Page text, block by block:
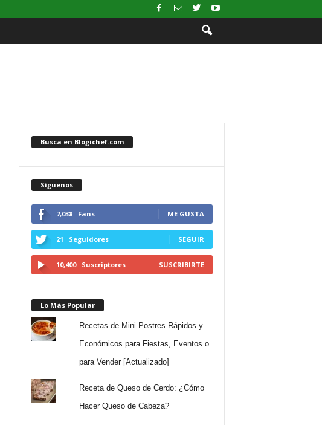
Busca en Blogichef.com
Síguenos
7,038 Fans ME GUSTA
21 Seguidores SEGUIR
10,400 Suscriptores SUSCRIBIRTE
Lo Más Popular
Recetas de Mini Postres Rápidos y
Económicos para Fiestas, Eventos o
para Vender [Actualizado]
Receta de Queso de Cerdo: ¿Cómo
Hacer Queso de Cabeza?